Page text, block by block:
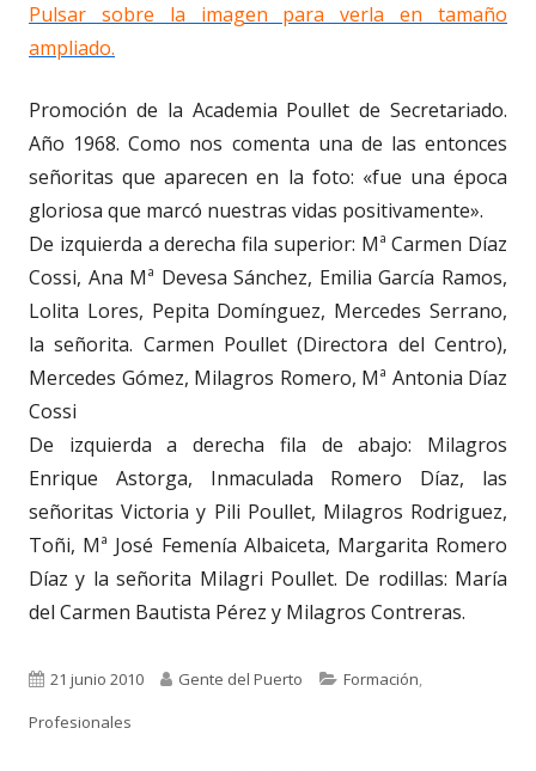
Pulsar sobre la imagen para verla en tamaño
ampliado.
Promoción de la Academia Poullet de Secretariado.
Año 1968. Como nos comenta una de las entonces
señoritas que aparecen en la foto: «fue una época
gloriosa que marcó nuestras vidas positivamente».
De izquierda a derecha fila superior: Mª Carmen Díaz
Cossi, Ana Mª Devesa Sánchez, Emilia García Ramos,
Lolita Lores, Pepita Domínguez, Mercedes Serrano,
la señorita. Carmen Poullet (Directora del Centro),
Mercedes Gómez, Milagros Romero, Mª Antonia Díaz
Cossi
De izquierda a derecha fila de abajo: Milagros
Enrique Astorga, Inmaculada Romero Díaz, las
señoritas Victoria y Pili Poullet, Milagros Rodriguez,
Toñi, Mª José Femenía Albaiceta, Margarita Romero
Díaz y la señorita Milagri Poullet. De rodillas: María
del Carmen Bautista Pérez y Milagros Contreras.
Publicado
el
21 junio 2010 Autor
Gente del Puerto Categorías
Formación,
Profesionales